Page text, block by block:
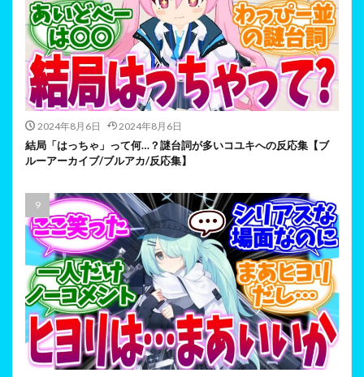
2024年8月6日 2024年8月6日
結局「はっちゃ」って何…？謎台詞が多いコユキへの反応集【ブ
ルーアーカイブ/ブルアカ/反応集】